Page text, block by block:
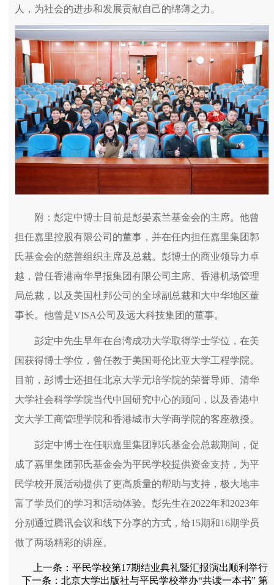
人，为社会的进步和发展贡献自己的绵薄之力。
附：彭定中博士目前是彭晏素兰基金会的主席。他曾
担任嘉里控股有限公司的董事，并在任内担任嘉里集团郭
氏基金会的慈善组织主席及总裁。彭博士的商业领导力卓
越，曾任香港南华早报集团有限公司主席、香港机场管理
局总裁，以及美国杜邦公司的全球副总裁和大中华地区董
事长。他曾是VISA公司及远大科技集团的董事。
彭定中先生早年在台湾成功大学取得学士学位，在美
国获得博士学位，曾任教于美国哥伦比亚大学工程学院。
目前，彭博士还担任北京大学元培学院的荣誉导师、清华
大学社会科学学院当代中国研究中心的顾问，以及香港中
文大学工商管理学院和香港城市大学商学院的客座教授。
彭定中博士在任职嘉里集团郭氏基金会总裁期间，促
成了嘉里集团郭氏基金会为平民学校提供资金支持，为平
民学校开展活动提供了更高质量的帮助与支持，极大地丰
富了学员们的学习和活动体验。彭先生在2022年和2023年
分别通过腾讯会议和线下分享的方式，给15期和16期学员
做了两场精彩的讲座。
上一条： 平民学校第17期结业典礼暨汇报演出顺利举行
下一条： 北京大学出版社与平民学校举办“共读一本书” 第